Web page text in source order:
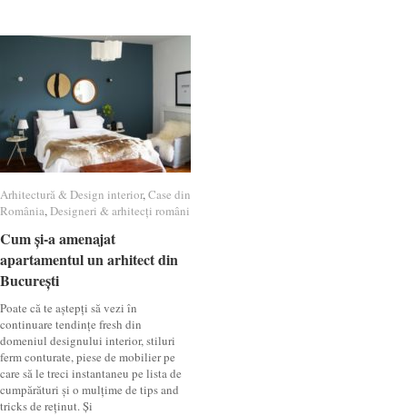
Arhitectură & Design interior,Case din
România,Designeri & arhitecți români
Cum și-a amenajat
apartamentul un arhitect din
București
Poate că te aștepți să vezi în
continuare tendințe fresh din
domeniul designului interior, stiluri
ferm conturate, piese de mobilier pe
care să le treci instantaneu pe lista de
cumpărături și o mulțime de tips and
tricks de reținut. Și
Arhitectură & Design interior Case din
România Designeri & arhitecți români
Cum și-a amenajat
apartamentul un arhitect din
București